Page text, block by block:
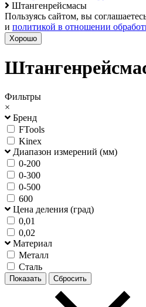
Штангенрейсмасы
Пользуясь сайтом, вы
и политикой в отношении
Хорошо
Фильтры
×
Бренд
FTools
Kinex
Диапазон измерений (мм)
0-200
0-300
0-500
600
Цена деления (град)
0,01
0,02
Материал
Металл
Сталь